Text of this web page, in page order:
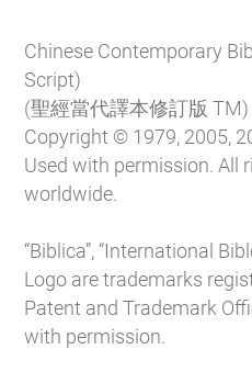
Chinese Contemporary
Script)
(聖經當代譯本修訂版 TM)
Copyright © 1979, 2005,
Used with permission. All
worldwide.
“Biblica”, “International
Logo are trademarks
Patent and Trademark
with permission.